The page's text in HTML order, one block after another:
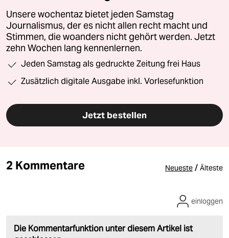
Unsere wochentaz bietet jeden Samstag
Journalismus, der es nicht allen recht macht und
Stimmen, die woanders nicht gehört werden. Jetzt
zehn Wochen lang kennenlernen.
Jeden Samstag als gedruckte Zeitung frei Haus
Zusätzlich digitale Ausgabe inkl. Vorlesefunktion
Jetzt bestellen
2 Kommentare Neueste / Älteste
Die Kommentarfunktion unter diesem Artikel ist
einloggen